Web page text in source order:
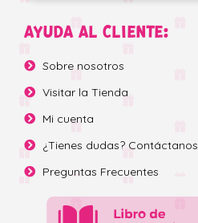
AYUDA AL CLIENTE:
Sobre nosotros
Visitar la Tienda
Mi cuenta
¿Tienes dudas? Contáctanos
Preguntas Frecuentes